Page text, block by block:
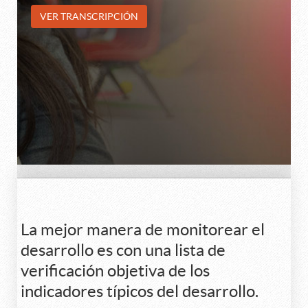
VER TRANSCRIPCIÓN
La mejor manera de monitorear el
desarrollo es con una lista de
verificación objetiva de los
indicadores típicos del desarrollo.